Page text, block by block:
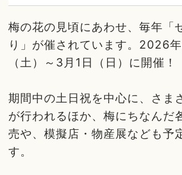
梅の花の見頃にあわせ、毎年「
り」が催されています。2026
（土）～3月1日（日）に開催！
期間中の土日祝を中心に、さま
が行われるほか、梅にちなんだ
売や、模擬店・物産展なども予
す。